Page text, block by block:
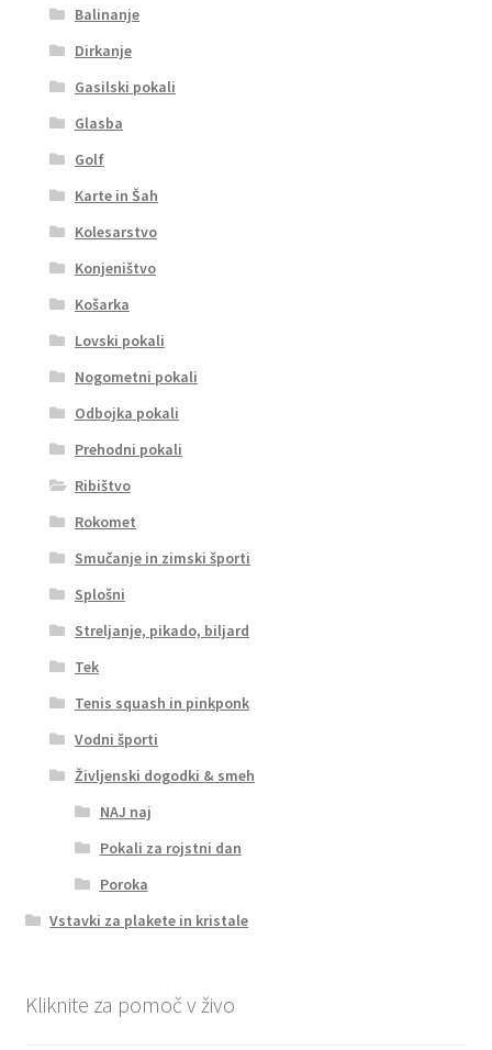
Balinanje
Dirkanje
Gasilski pokali
Glasba
Golf
Karte in Šah
Kolesarstvo
Konjeništvo
Košarka
Lovski pokali
Nogometni pokali
Odbojka pokali
Prehodni pokali
Ribištvo
Rokomet
Smučanje in zimski športi
Splošni
Streljanje, pikado, biljard
Tek
Tenis squash in pinkponk
Vodni športi
Življenski dogodki & smeh
NAJ naj
Pokali za rojstni dan
Poroka
Vstavki za plakete in kristale
Kliknite za pomoč v živo